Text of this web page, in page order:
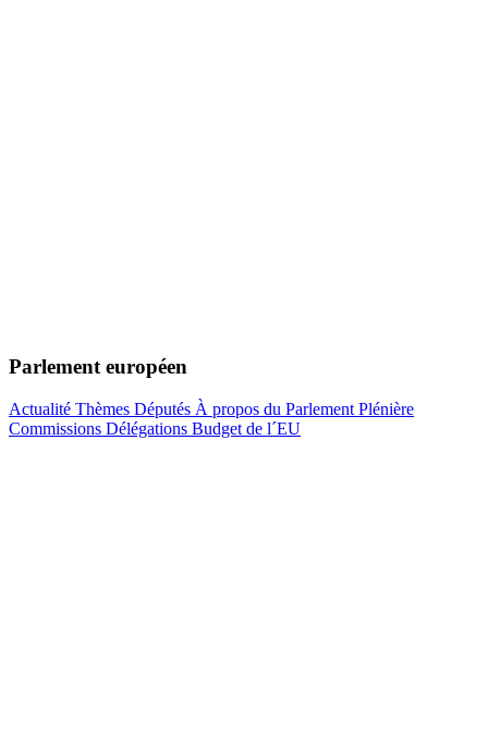
Parlement européen
Actualité Thèmes Députés À propos du Parlement Plénière
Commissions Délégations Budget de l´EU